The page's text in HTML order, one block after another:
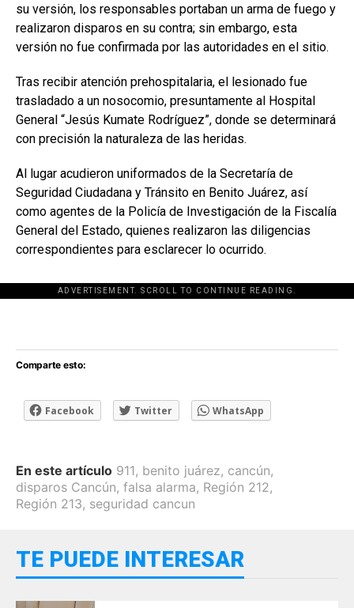
su versión, los responsables portaban un arma de fuego y
realizaron disparos en su contra; sin embargo, esta
versión no fue confirmada por las autoridades en el sitio.
Tras recibir atención prehospitalaria, el lesionado fue
trasladado a un nosocomio, presuntamente al Hospital
General “Jesús Kumate Rodríguez”, donde se determinará
con precisión la naturaleza de las heridas.
Al lugar acudieron uniformados de la Secretaría de
Seguridad Ciudadana y Tránsito en Benito Juárez, así
como agentes de la Policía de Investigación de la Fiscalía
General del Estado, quienes realizaron las diligencias
correspondientes para esclarecer lo ocurrido.
ADVERTISEMENT. SCROLL TO CONTINUE READING.
[adsforwp id="243463"]
Comparte esto:
Facebook Twitter WhatsApp
En este artículo 911, benito juárez, cancún,
disparos Cancún, falsa alarma, Región 212,
Región 213, seguridad cancun
TE PUEDE INTERESAR